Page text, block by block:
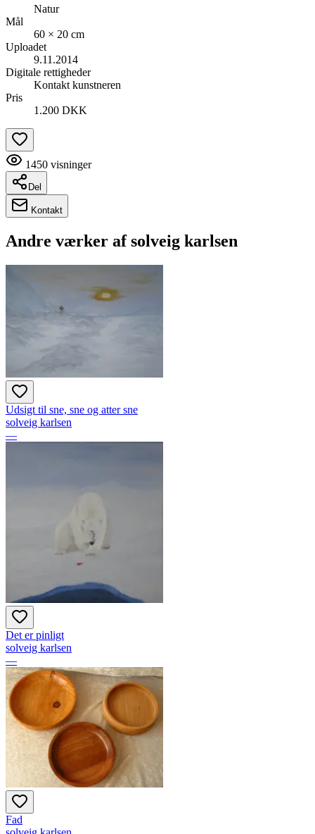
Natur
Mål
60 × 20 cm
Uploadet
9.11.2014
Digitale rettigheder
Kontakt kunstneren
Pris
1.200 DKK
1450 visninger
Del
Kontakt
Andre værker afsolveig karlsen
Udsigt til sne, sne og atter sne
solveig karlsen
—
Det er pinligt
solveig karlsen
—
Fad